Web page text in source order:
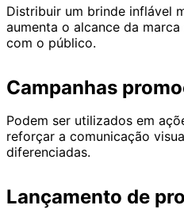
Distribuir um brinde inflável
aumenta o alcance da
com o público.
Campanhas
Podem ser utilizados em
reforçar a comunicação
diferenciadas.
Lançamento de